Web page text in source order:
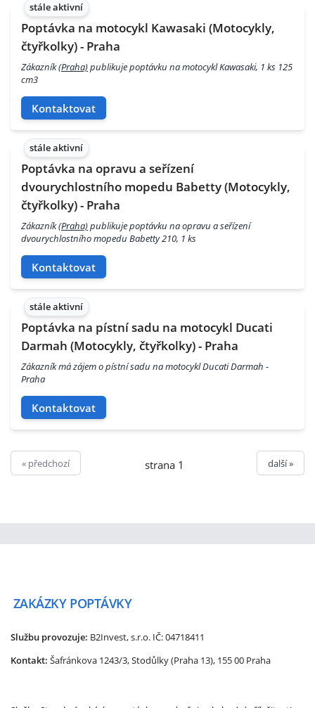
stále aktivní
Poptávka na motocykl Kawasaki (Motocykly,
čtyřkolky) - Praha
Zákazník(Praha)publikuje poptávku na motocykl Kawasaki, 1 ks 125
cm3
Kontaktovat
stále aktivní
Poptávka na opravu a seřízení
dvourychlostního mopedu Babetty (Motocykly,
čtyřkolky) - Praha
Zákazník(Praha)publikuje poptávku na opravu a seřízení
dvourychlostního mopedu Babetty 210, 1 ks
Kontaktovat
stále aktivní
Poptávka na pístní sadu na motocykl Ducati
Darmah (Motocykly, čtyřkolky) - Praha
Zákazník má zájem o pístní sadu na motocykl Ducati Darmah -
Praha
Kontaktovat
« předchozí strana 1 další »
ZAKÁZKY POPTÁVKY
Službu provozuje: B2Invest, s.r.o. IČ: 04718411
Kontakt: Šafránkova 1243/3, Stodůlky (Praha 13), 155 00 Praha